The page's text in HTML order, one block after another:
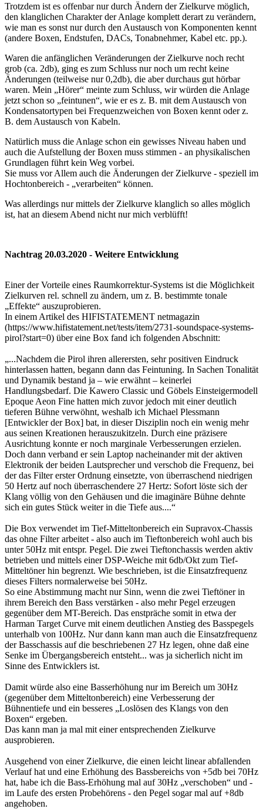
Trotzdem ist es offenbar nur durch Ändern der Zielkurve möglich,
den klanglichen Charakter der Anlage komplett derart zu verändern,
wie man es sonst nur durch den Austausch von Komponenten kennt
(andere Boxen, Endstufen, DACs, Tonabnehmer, Kabel etc. pp.).
Waren die anfänglichen Veränderungen der Zielkurve noch recht
grob (ca. 2db), ging es zum Schluss nur noch um recht keine
Änderungen (teilweise nur 0,2db), die aber durchaus gut hörbar
waren. Mein „Hörer“ meinte zum Schluss, wir würden die Anlage
jetzt schon so „feintunen“, wie er es z. B. mit dem Austausch von
Kondensatortypen bei Frequenzweichen von Boxen kennt oder z.
B. dem Austausch von Kabeln.
Natürlich muss die Anlage schon ein gewisses Niveau haben und
auch die Aufstellung der Boxen muss stimmen - an physikalischen
Grundlagen führt kein Weg vorbei.
Sie muss vor Allem auch die Änderungen der Zielkurve - speziell im
Hochtonbereich - „verarbeiten“ können.
Was allerdings nur mittels der Zielkurve klanglich so alles möglich
ist, hat an diesem Abend nicht nur mich verblüfft!
Nachtrag 20.03.2020 - Weitere Entwicklung
Einer der Vorteile eines Raumkorrektur-Systems ist die Möglichkeit
Zielkurven rel. schnell zu ändern, um z. B. bestimmte tonale
„Effekte“ auszuprobieren.
In einem Artikel des HIFISTATEMENT netmagazin
(https://www.hifistatement.net/tests/item/2731-soundspace-systems-
pirol?start=0) über eine Box fand ich folgenden Abschnitt:
„...Nachdem die Pirol ihren allerersten, sehr positiven Eindruck
hinterlassen hatten, begann dann das Feintuning. In Sachen Tonalität
und Dynamik bestand ja – wie erwähnt – keinerlei
Handlungsbedarf. Die Kawero Classic und Göbels Einsteigermodell
Epoque Aeon Fine hatten mich zuvor jedoch mit einer deutlich
tieferen Bühne verwöhnt, weshalb ich Michael Plessmann
[Entwickler der Box] bat, in dieser Disziplin noch ein wenig mehr
aus seinen Kreationen herauszukitzeln. Durch eine präzisere
Ausrichtung konnte er noch marginale Verbesserungen erzielen.
Doch dann verband er sein Laptop nacheinander mit der aktiven
Elektronik der beiden Lautsprecher und verschob die Frequenz, bei
der das Filter erster Ordnung einsetzte, von überraschend niedrigen
50 Hertz auf noch überraschendere 27 Hertz: Sofort löste sich der
Klang völlig von den Gehäusen und die imaginäre Bühne dehnte
sich ein gutes Stück weiter in die Tiefe aus....“
Die Box verwendet im Tief-Mitteltonbereich ein Supravox-Chassis
das ohne Filter arbeitet - also auch im Tieftonbereich wohl auch bis
unter 50Hz mit entspr. Pegel. Die zwei Tieftonchassis werden aktiv
betrieben und mittels einer DSP-Weiche mit 6db/Okt zum Tief-
Mitteltöner hin begrenzt. Wie beschrieben, ist die Einsatzfrequenz
dieses Filters normalerweise bei 50Hz.
So eine Abstimmung macht nur Sinn, wenn die zwei Tieftöner in
ihrem Bereich den Bass verstärken - also mehr Pegel erzeugen
gegenüber dem MT-Bereich. Das enstpräche somit in etwa der
Harman Target Curve mit einem deutlichen Anstieg des Basspegels
unterhalb von 100Hz. Nur dann kann man auch die Einsatzfrequenz
der Basschassis auf die beschriebenen 27 Hz legen, ohne daß eine
Senke im Übergangsbereich entsteht... was ja sicherlich nicht im
Sinne des Entwicklers ist.
Damit würde also eine Basserhöhung nur im Bereich um 30Hz
(gegenüber dem Mitteltonbereich) eine Verbesserung der
Bühnentiefe und ein besseres „Loslösen des Klangs von den
Boxen“ ergeben.
Das kann man ja mal mit einer entsprechenden Zielkurve
ausprobieren.
Ausgehend von einer Zielkurve, die einen leicht linear abfallenden
Verlauf hat und eine Erhöhung des Bassbereichs von +5db bei 70Hz
hat, habe ich die Bass-Erhöhung mal auf 30Hz „verschoben“ und -
im Laufe des ersten Probehörens - den Pegel sogar mal auf +8db
angehoben.